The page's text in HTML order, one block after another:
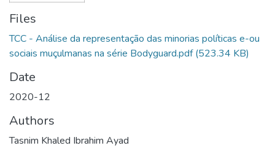
Files
TCC - Análise da representação das minorias políticas e-ou
sociais muçulmanas na série Bodyguard.pdf (523.34 KB)
Date
2020-12
Authors
Tasnim Khaled Ibrahim Ayad